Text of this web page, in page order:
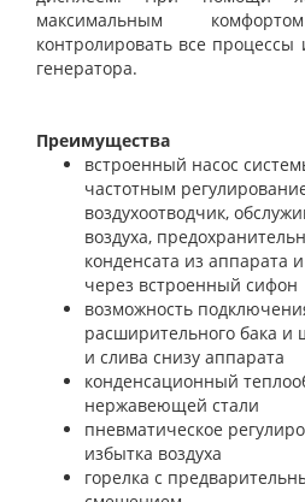
максимальным
контролировать все
генератора.
Преимущества
встроенный насос
частотным
воздухоотводчик,
воздуха,
конденсата из аппарата
через встроенный сифон
возможность
расширительного бака и
и слива снизу аппарата
конденсационный
нержавеющей стали
пневматическое
избытка воздуха
горелка с